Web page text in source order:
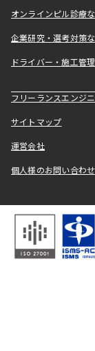
オンラインピル診療
企業研究・選考対策
ドライバー・施工管
フリーランスエンジ
サイトマップ
運営会社
個人様のお問い合わせ